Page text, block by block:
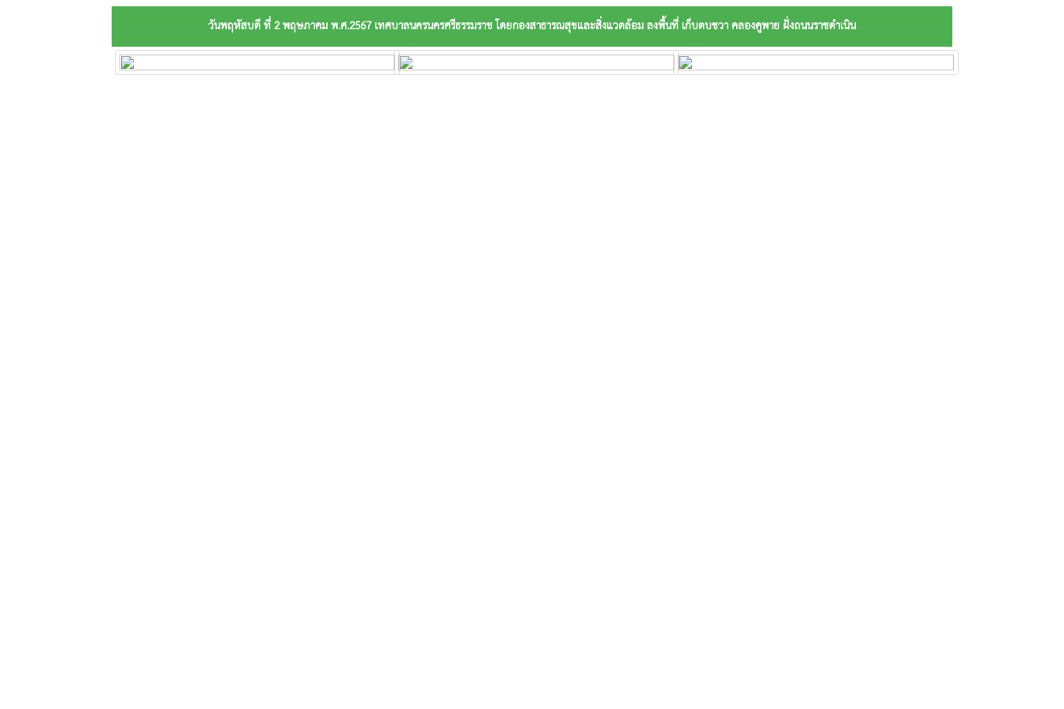
วันพฤหัสบดี ที่ 2 พฤษภาคม พ.ศ.2567 เทศบาลนครนครศรีธรรมราช โดยกองสาธารณสุขและสิ่งแวดล้อม ลงพื้นที่ เก็บตบชวา คลองคูพาย ฝั่งถนนราชดำเนิน